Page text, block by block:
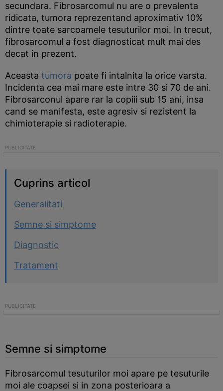
secundara. Fibrosarcomul nu are o prevalenta
ridicata, tumora reprezentand aproximativ 10%
dintre toate sarcoamele tesuturilor moi. In trecut,
fibrosarcomul a fost diagnosticat mult mai des
decat in prezent.
Aceasta tumora poate fi intalnita la orice varsta.
Incidenta cea mai mare este intre 30 si 70 de ani.
Fibrosarconul apare rar la copiii sub 15 ani, insa
cand se manifesta, este agresiv si rezistent la
chimioterapie si radioterapie.
Cuprins articol
Generalitati
Semne si simptome
Diagnostic
Tratament
Semne si simptome
Fibrosarcomul tesuturilor moi apare pe tesuturile
moi ale coapsei si in zona posterioara a